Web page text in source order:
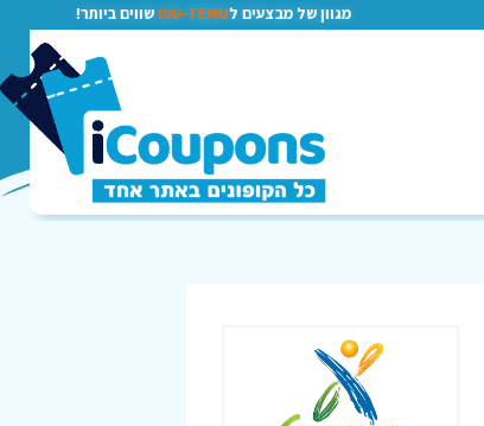
מגוון של מבצעים לTEMU-טמו שווים ביותר!